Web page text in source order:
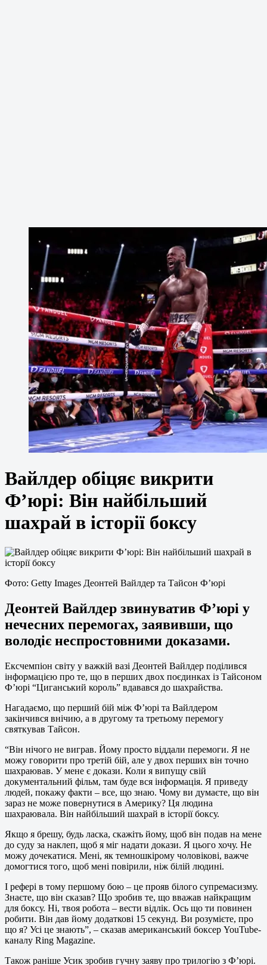
Вайлдер обіцяє викрити
Ф’юрі: Він найбільший
шахрай в історії боксу
Фото: Getty Images Деонтей Вайлдер та Тайсон Ф’юрі
Деонтей Вайлдер звинуватив Ф’юрі у
нечесних перемогах, заявивши, що
володіє неспростовними доказами.
Ексчемпіон світу у важкій вазі Деонтей Вайлдер поділився
інформацією про те, що в перших двох поєдинках із Тайсоном
Ф’юрі “Циганський король” вдавався до шахрайства.
Нагадаємо, що перший бій між Ф’юрі та Вайлдером
закінчився внічию, а в другому та третьому перемогу
святкував Тайсон.
“Він нічого не виграв. Йому просто віддали перемоги. Я не
можу говорити про третій бій, але у двох перших він точно
шахраював. У мене є докази. Коли я випущу свій
документальний фільм, там буде вся інформація. Я приведу
людей, покажу факти – все, що знаю. Чому ви думаєте, що він
зараз не може повернутися в Америку? Ця людина
шахраювала. Він найбільший шахрай в історії боксу.
Якщо я брешу, будь ласка, скажіть йому, щоб він подав на мене
до суду за наклеп, щоб я міг надати докази. Я цього хочу. Не
можу дочекатися. Мені, як темношкірому чоловікові, важче
домогтися того, щоб мені повірили, ніж білій людині.
І рефері в тому першому бою – це прояв білого супремасизму.
Знаєте, що він сказав? Що зробив те, що вважав найкращим
для боксу. Ні, твоя робота – вести відлік. Ось що ти повинен
робити. Він дав йому додаткові 15 секунд. Ви розумієте, про
що я? Усі це знають”, – сказав американський боксер YouTube-
каналу Ring Magazine.
Також раніше Усик зробив гучну заяву про трилогію з Ф’юрі.